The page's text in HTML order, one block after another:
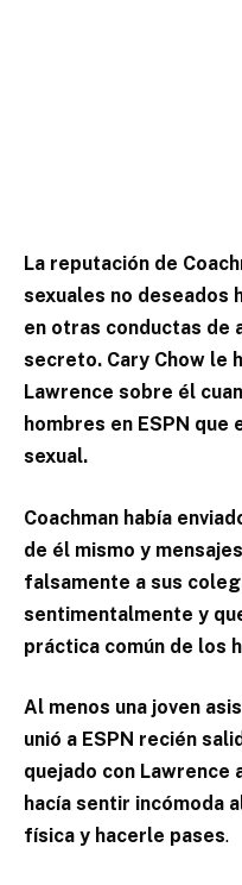
La reputación de
sexuales no deseados
en otras conductas de
secreto. Cary Chow le
Lawrence sobre él
hombres en ESPN
sexual.
Coachman había
de él mismo y
falsamente a sus
sentimentalmente y
práctica común de los
Al menos una joven
unió a ESPN recién
quejado con Lawrence
hacía sentir incómoda
física y hacerle pases.